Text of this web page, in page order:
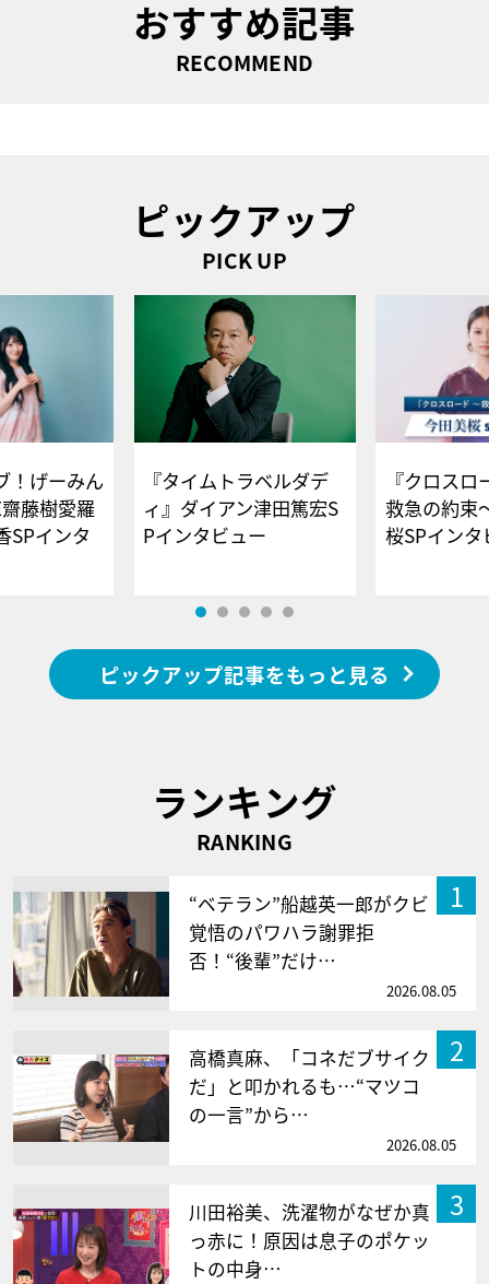
おすすめ記事
RECOMMEND
ピックアップ
PICK UP
！げーみん
藤樹愛羅
SPインタ
『タイムトラベルダデ
ィ』ダイアン津田篤宏S
Pインタビュー
『クロス
救急の約束
桜SPイ
ピックアップ記事をもっと見る
ランキング
RANKING
1
“ベテラン”船越英一郎がクビ
覚悟のパワハラ謝罪拒
否！“後輩”だけ…
2026.08.05
2
高橋真麻、「コネだブサイク
だ」と叩かれるも…“マツコ
の一言”から…
2026.08.05
3
川田裕美、洗濯物がなぜか真
っ赤に！原因は息子のポケッ
トの中身…